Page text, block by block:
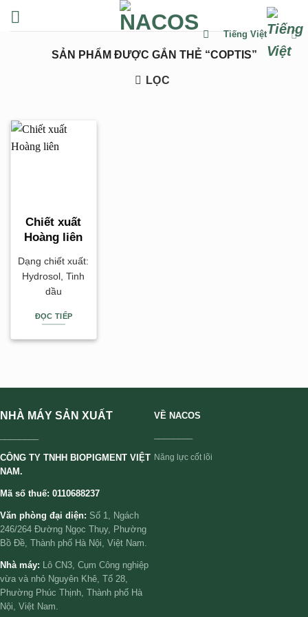
đến
Tiếng Việt
SẢN PHẨM ĐƯỢC GẮN THẺ “COPTIS”
LỌC
Chiết xuất
Hoàng liên
Dạng chiết xuất:
Hydrosol, Tinh
dầu
ĐỌC TIẾP
NHÀ MÁY SẢN XUẤT
CÔNG TY TNHH BIOPIGMENT VIỆT
NAM.
Mã số thuế: 0110688237
Văn phòng đại diện: Số 1, Ngách
246/264 Đường Ngọc Thụy, Phường
Bồ Đề, Thành phố Hà Nội, Việt Nam.
Nhà máy:
Lô CN3, Cụm Công nghiệp
vừa và nhỏ Nguyên Khê, Tổ 28,
Phường Phúc Thịnh, Thành phố Hà
Nội, Việt Nam.
VỀ NACOS
Năng lực cốt lõi